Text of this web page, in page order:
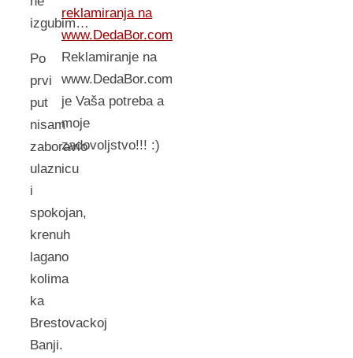
izgubim…
Po
prvi
put
nisam
zaboravio
ulaznicu
i
spokojan,
krenuh
lagano
kolima
ka
Brestovackoj
Banji.
reklamiranja na
www.DedaBor.com
Reklamiranje na
www.DedaBor.com
je Vaša potreba a
moje
zadovoljstvo!!! :)